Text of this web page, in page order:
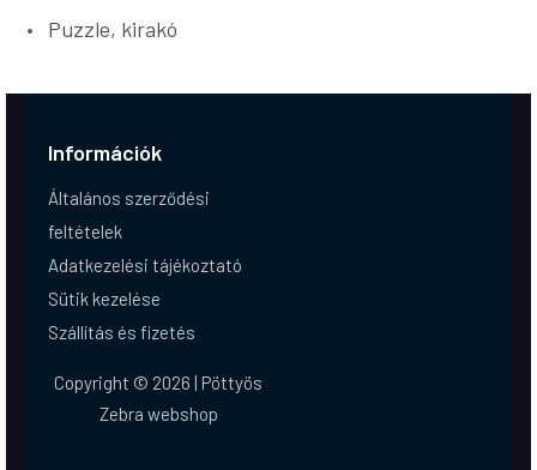
Puzzle, kirakó
Információk
Általános szerződési
feltételek
Adatkezelési tájékoztató
Sütik kezelése
Szállítás és fizetés
Copyright © 2026 | Pöttyös
Zebra webshop